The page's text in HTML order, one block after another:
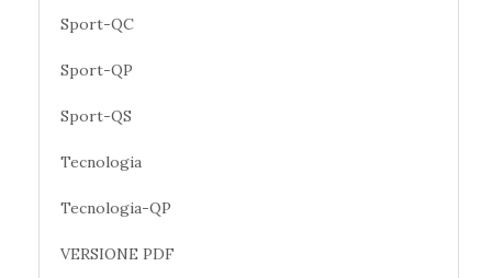
Sport-QC
Sport-QP
Sport-QS
Tecnologia
Tecnologia-QP
VERSIONE PDF